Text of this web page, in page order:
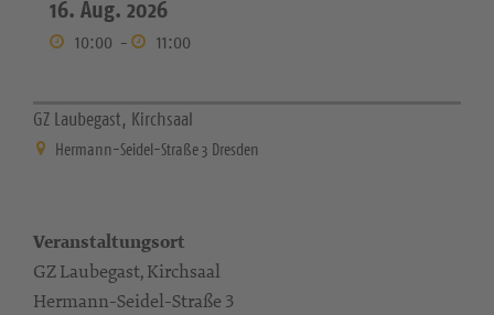
16. Aug. 2026
10:00 - 11:00
GZ Laubegast, Kirchsaal
Hermann-Seidel-Straße 3 Dresden
Veranstaltungsort
GZ Laubegast, Kirchsaal
Hermann-Seidel-Straße 3